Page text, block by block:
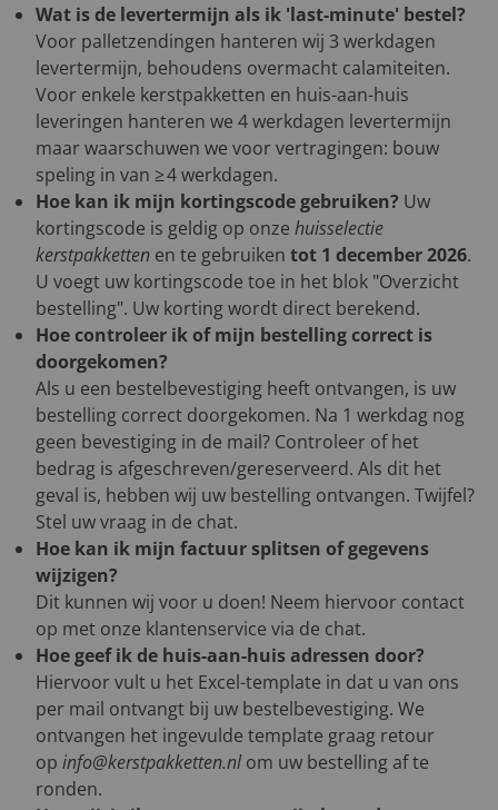
Wat is de levertermijn als ik 'last-minute' bestel?
Voor palletzendingen hanteren wij 3 werkdagen
levertermijn, behoudens overmacht calamiteiten.
Voor enkele kerstpakketten en huis-aan-huis
leveringen hanteren we 4 werkdagen levertermijn
maar waarschuwen we voor vertragingen: bouw
speling in van ≥ 4 werkdagen.
Hoe kan ik mijn kortingscode gebruiken? Uw
kortingscode is geldig op onze huisselectie
kerstpakketten en te gebruiken tot 1 december 2026.
U voegt uw kortingscode toe in het blok "Overzicht
bestelling". Uw korting wordt direct berekend.
Hoe controleer ik of mijn bestelling correct is
doorgekomen?
Als u een bestelbevestiging heeft ontvangen, is uw
bestelling correct doorgekomen. Na 1 werkdag nog
geen bevestiging in de mail? Controleer of het
bedrag is afgeschreven/gereserveerd. Als dit het
geval is, hebben wij uw bestelling ontvangen. Twijfel?
Stel uw vraag in de chat.
Hoe kan ik mijn factuur splitsen of gegevens
wijzigen?
Dit kunnen wij voor u doen! Neem hiervoor contact
op met onze klantenservice via de chat.
Hoe geef ik de huis-aan-huis adressen door?
Hiervoor vult u het Excel-template in dat u van ons
per mail ontvangt bij uw bestelbevestiging. We
ontvangen het ingevulde template graag retour
op info@kerstpakketten.nlom uw bestelling af te
ronden.